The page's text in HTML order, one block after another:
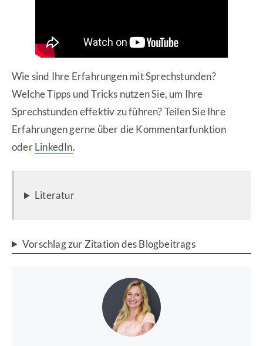
Wie sind Ihre Erfahrungen mit Sprechstunden?
Welche Tipps und Tricks nutzen Sie, um Ihre
Sprechstunden effektiv zu führen? Teilen Sie Ihre
Erfahrungen gerne über die Kommentarfunktion
oderLinkedIn.
Literatur
Vorschlag zur Zitation des Blogbeitrags